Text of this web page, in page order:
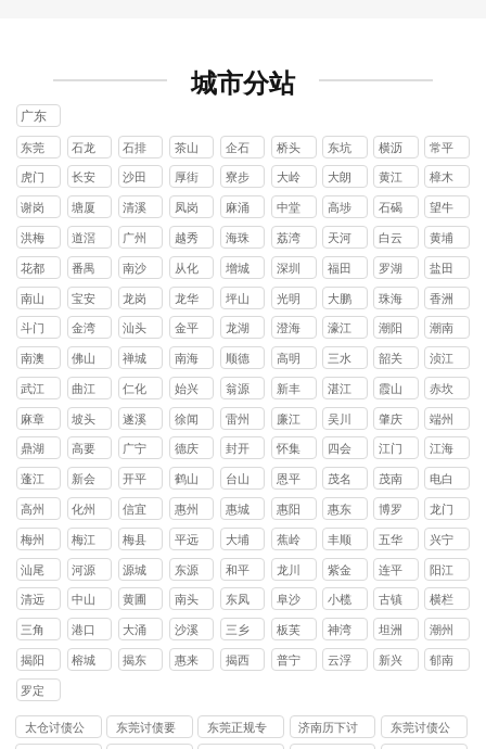
城市分站
广东
东莞
石龙
镇
石排
镇
茶山
镇
企石
镇
桥头
镇
东坑
镇
横沥
镇
常平
镇
虎门
镇
长安
镇
沙田
镇
厚街
镇
寮步
镇
大岭
山镇
大朗
镇
黄江
镇
樟木
头镇
谢岗
镇
塘厦
镇
清溪
镇
凤岗
镇
麻涌
镇
中堂
镇
高埗
镇
石碣
镇
望牛
墩镇
洪梅
镇
道滘
镇
广州
越秀
区
海珠
区
荔湾
区
天河
区
白云
区
黄埔
区
花都
区
番禺
区
南沙
区
从化
区
增城
区
深圳
福田
区
罗湖
区
盐田
区
南山
区
宝安
区
龙岗
区
龙华
区
坪山
区
光明
区
大鹏
新区
珠海
香洲
区
斗门
区
金湾
区
汕头
金平
区
龙湖
区
澄海
区
濠江
区
潮阳
区
潮南
区
南澳
县
佛山
禅城
区
南海
区
顺德
区
高明
区
三水
区
韶关
浈江
区
武江
区
曲江
区
仁化
县
始兴
县
翁源
县
新丰
县
湛江
霞山
区
赤坎
区
麻章
区
坡头
区
遂溪
县
徐闻
县
雷州
市
廉江
市
吴川
市
肇庆
端州
区
鼎湖
区
高要
区
广宁
县
德庆
县
封开
县
怀集
县
四会
市
江门
江海
区
蓬江
区
新会
区
开平
县
鹤山
县
台山
县
恩平
县
茂名
茂南
区
电白
区
高州
市
化州
市
信宜
市
惠州
惠城
区
惠阳
区
惠东
县
博罗
县
龙门
县
梅州
梅江
区
梅县
区
平远
县
大埔
县
蕉岭
县
丰顺
县
五华
县
兴宁
市
汕尾 河源
源城
区
东源
县
和平
县
龙川
县
紫金
县
连平
县
阳江
清远 中山
黄圃
镇
南头
镇
东凤
镇
阜沙
镇
小榄
镇
古镇
镇
横栏
镇
三角
镇
港口
镇
大涌
镇
沙溪
镇
三乡
镇
板芙
镇
神湾
镇
坦洲
镇
潮州
揭阳
榕城
揭东
惠来
揭西
普宁
云浮
新兴
郁南
罗定
市
太仓讨债公
东莞讨债要
东莞正规专
济南历下讨
东莞讨债公